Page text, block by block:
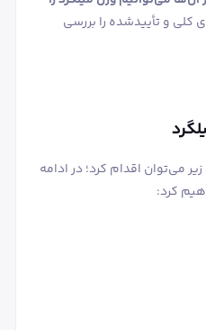
کلی و تأییدشده را بررسی
وزن میلگرد از 4 روش زیر می‌توان اقدام کرد؛ در ادامه
کرد: